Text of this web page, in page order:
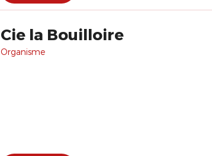
Cie la Bouilloire
Organisme